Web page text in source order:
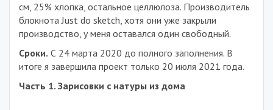
см, 25% хлопка, остальное целлюлоза. Производитель
блокнота Just do sketch, хотя они уже закрыли
производство, у меня оставался один свободный.
Сроки. С 24 марта 2020 до полного заполнения. В
итоге я завершила проект только 20 июля 2021 года.
Часть 1. Зарисовки с натуры из дома